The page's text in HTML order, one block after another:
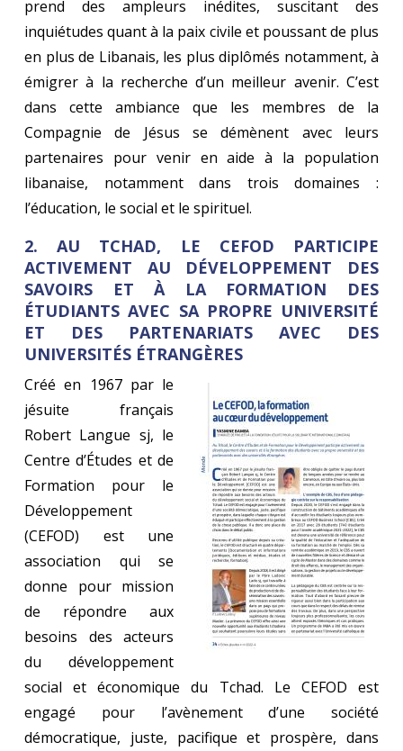
prend des ampleurs inédites, suscitant des
inquiétudes quant à la paix civile et poussant de plus
en plus de Libanais, les plus diplômés notamment, à
émigrer à la recherche d’un meilleur avenir. C’est
dans cette ambiance que les membres de la
Compagnie de Jésus se démènent avec leurs
partenaires pour venir en aide à la population
libanaise, notamment dans trois domaines :
l’éducation, le social et le spirituel.
2. AU TCHAD, LE CEFOD PARTICIPE
ACTIVEMENT AU DÉVELOPPEMENT DES
SAVOIRS ET À LA FORMATION DES
ÉTUDIANTS AVEC SA PROPRE UNIVERSITÉ
ET DES PARTENARIATS AVEC DES
UNIVERSITÉS ÉTRANGÈRES
Créé en 1967 par le
jésuite français
Robert Langue sj, le
Centre d’Études et de
Formation pour le
Développement
(CEFOD) est une
association qui se
donne pour mission
de répondre aux
besoins des acteurs
du développement
social et économique du Tchad. Le CEFOD est
engagé pour l’avènement d’une société
démocratique, juste, pacifique et prospère, dans